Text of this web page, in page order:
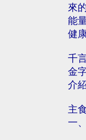
來
能
健
千
金
介
主
一